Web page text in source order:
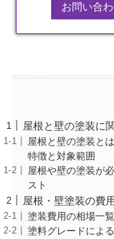
お問い合
屋根と壁の塗装に
屋根と壁の塗装と
特徴と対象範囲
屋根や壁の塗装が
スト
屋根・壁塗装の費
塗装費用の相場一
塗料グレードによ